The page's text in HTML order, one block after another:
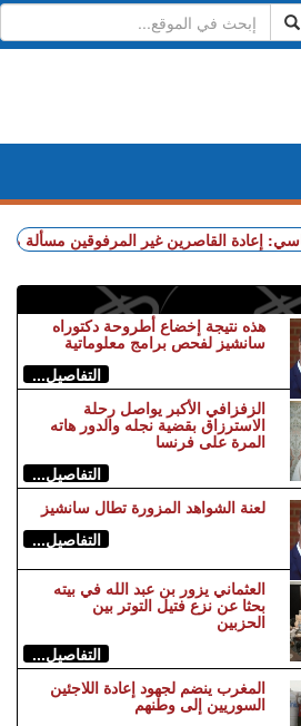
القاصرين غير المرفوقين مسألة مبدأ
هذه نتيجة إخضاع أطروحة دكتوراه
سانشيز لفحص برامج معلوماتية
التفاصيل...
الزفزافي الأكبر يواصل رحلة
الاسترزاق بقضية نجله والدور هاته
المرة على فرنسا
التفاصيل...
لعنة الشواهد المزورة تطال سانشيز
التفاصيل...
العثماني يزور بن عبد الله في بيته
بحثا عن نزع فتيل التوتر بين
الحزبين
التفاصيل...
المغرب ينضم لجهود إعادة اللاجئين
السوريين إلى وطنهم